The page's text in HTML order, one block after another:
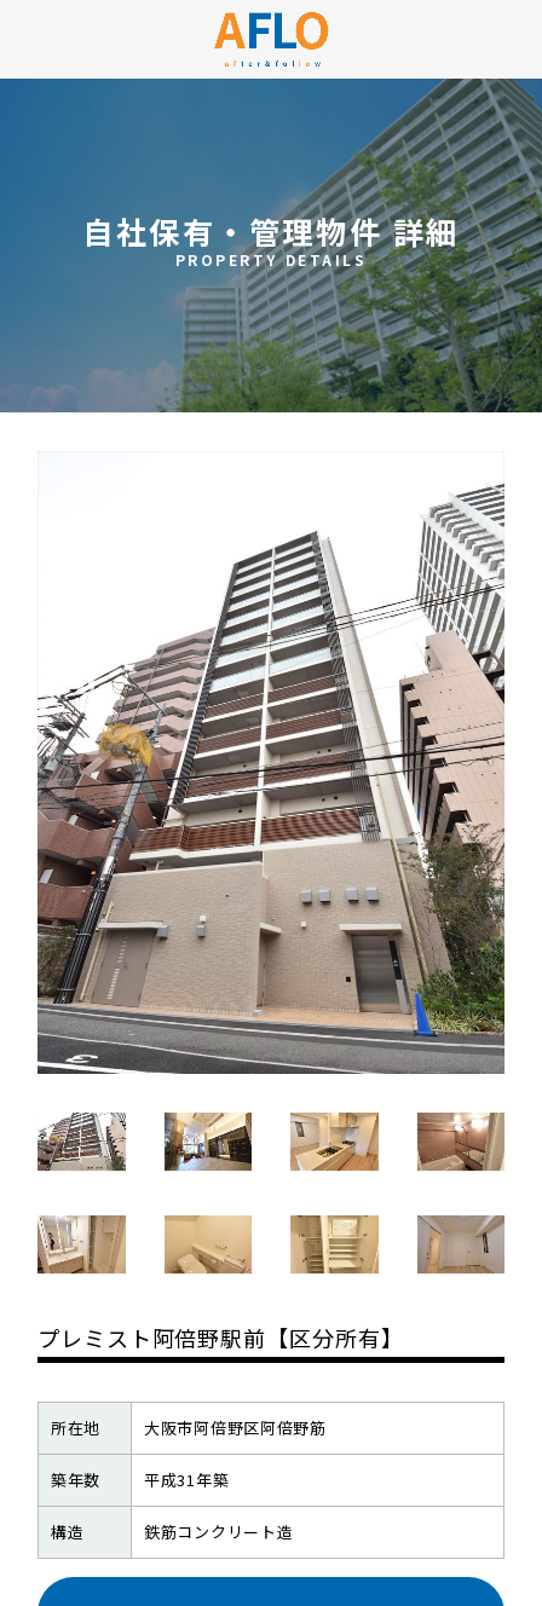
自社保有・管理物件 詳細
PROPERTY DETAILS
プレミスト阿倍野駅前【区分所有】
所在地 大阪市阿倍野区阿倍野筋
築年数 平成31年築
構造 鉄筋コンクリート造